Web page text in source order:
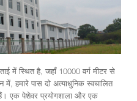
में स्थित है, जहाँ 10000 वर्ग मीटर से
में, हमारे पास दो अत्याधुनिक स्वचालित
एक पेशेवर प्रयोगशाला और एक